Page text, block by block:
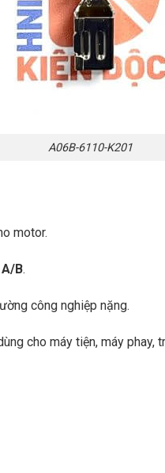
A06B-6110-K201
motor.
B.
công nghiệp nặng.
cho máy tiện, máy phay,